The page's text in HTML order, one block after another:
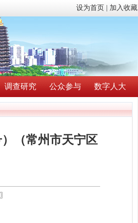
设为首页 加入收藏
调查研究 公众参与 数字人大
（常州市天宁区
〗